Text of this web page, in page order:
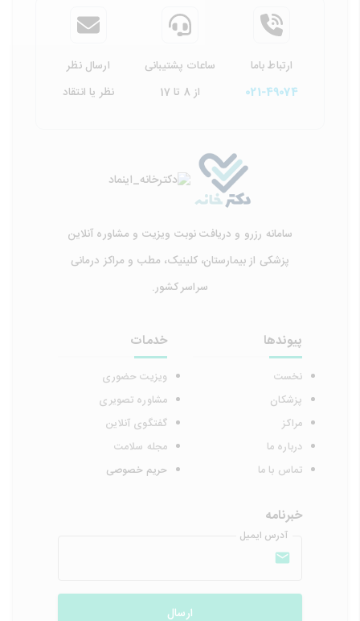
ارتباط باما
021-49074
ساعات پشتیبانی
از 8 تا 17
ارسال نظر
نظر یا انتقاد
سامانه رزرو و دریافت نوبت ویزیت و مشاوره آنلاین
پزشکی از بیمارستان، کلینیک، مطب و مراکز درمانی
سراسر کشور.
پیوندها
نخست
پزشکان
مراکز
درباره ما
تماس با ما
خدمات
ویزیت حضوری
مشاوره تصویری
گفتگوی آنلاین
مجله سلامت
حریم خصوصی
خبرنامه
آدرس ایمیل
ارسال